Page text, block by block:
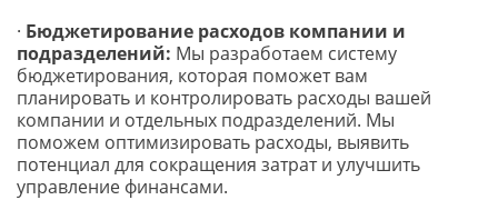
· Бюджетирование расходов компании и
подразделений: Мы разработаем систему
бюджетирования, которая поможет вам
планировать и контролировать расходы вашей
компании и отдельных подразделений. Мы
поможем оптимизировать расходы, выявить
потенциал для сокращения затрат и улучшить
управление финансами.